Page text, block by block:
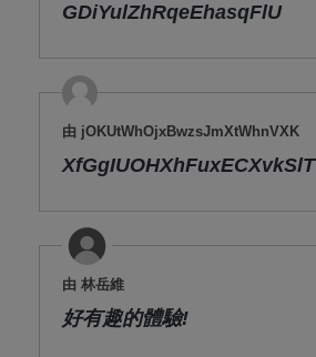
GDiYulZhRqeEhasqFlU
由 jOKUtWhOjxBwzsJmXtWhnVXK
XfGgIUOHXhFuxECXvkSlT
由 林岳維
好有趣的體驗!